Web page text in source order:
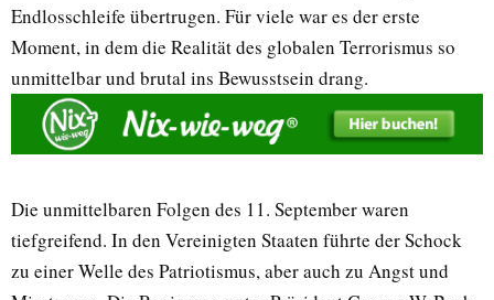
Endlosschleife übertrugen. Für viele war es der erste
Moment, in dem die Realität des globalen Terrorismus so
unmittelbar und brutal ins Bewusstsein drang.
Die unmittelbaren Folgen des 11. September waren
tiefgreifend. In den Vereinigten Staaten führte der Schock
zu einer Welle des Patriotismus, aber auch zu Angst und